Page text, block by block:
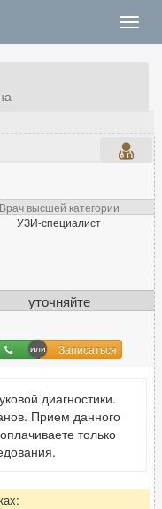
Врач высшей категории
УЗИ-специалист
уточняйте
Записаться
диагностики.
Прием данного
только